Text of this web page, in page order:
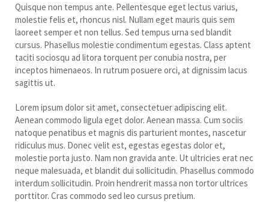
Quisque non tempus ante. Pellentesque eget lectus varius,
molestie felis et, rhoncus nisl. Nullam eget mauris quis sem
laoreet semper et non tellus. Sed tempus urna sed blandit
cursus. Phasellus molestie condimentum egestas. Class aptent
taciti sociosqu ad litora torquent per conubia nostra, per
inceptos himenaeos. In rutrum posuere orci, at dignissim lacus
sagittis ut.
Lorem ipsum dolor sit amet, consectetuer adipiscing elit.
Aenean commodo ligula eget dolor. Aenean massa. Cum sociis
natoque penatibus et magnis dis parturient montes, nascetur
ridiculus mus. Donec velit est, egestas egestas dolor et,
molestie porta justo. Nam non gravida ante. Ut ultricies erat nec
neque malesuada, et blandit dui sollicitudin. Phasellus commodo
interdum sollicitudin. Proin hendrerit massa non tortor ultrices
porttitor. Cras commodo sed leo cursus pretium.